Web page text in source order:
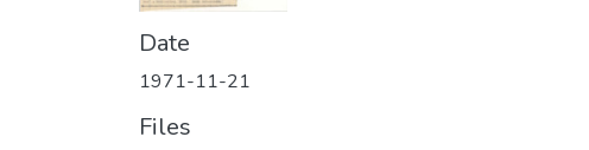
Date
1971-11-21
Files